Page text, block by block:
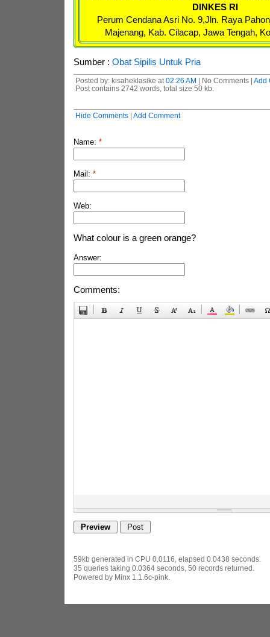
DINKES RI
Perum Cendana Asri No. 9,Jln. Raya
Majenang, Kab. Cilacap, Jawa Tengah,
Sumber : Obat Sipilis Untuk Pria
Posted by: kisaheklasike at 02:26 AM | No Comments | Add
Post contains 2742 words, total size 50 kb.
Hide Comments| Add Comment
Name: *
Mail: *
Web:
What colour is a green orange?
Answer:
Comments:
59kb generated in CPU 0.0116, elapsed 0.0438 seconds.
35 queries taking 0.0364 seconds, 50 records returned.
Powered by Minx 1.1.6c-pink.